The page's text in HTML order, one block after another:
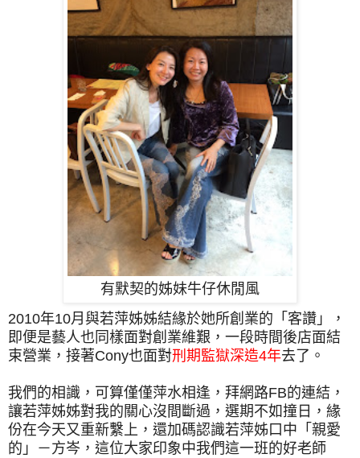
有默契的姊妹牛仔休閒風
2010年10月與若萍姊姊結緣於她所創業的「客讚」，
即便是藝人也同樣面對創業維艱，一段時間後店面結
束營業，接著Cony也面對刑期監獄深造4年去了。
我們的相識，可算僅僅萍水相逢，拜網路FB的連結，
讓若萍姊姊對我的關心沒間斷過，選期不如撞日，緣
份在今天又重新繫上，還加碼認識若萍姊口中「親愛
的」－方岑，這位大家印象中我們這一班的好老師